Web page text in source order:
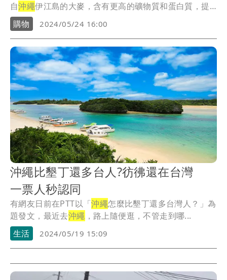
自沖繩伊江島的大麥，含有更高的礦物質和蛋白質，提
升了...
購物 2024/05/24 16:00
沖繩比墾丁還多台人?彷彿還在台灣
一票人秒認同
有網友日前在PTT以「沖繩怎麼比墾丁還多台灣人？」為
題發文，最近去沖繩 ，路上隨便逛，不管走到哪...
生活
2024/05/19 15:09